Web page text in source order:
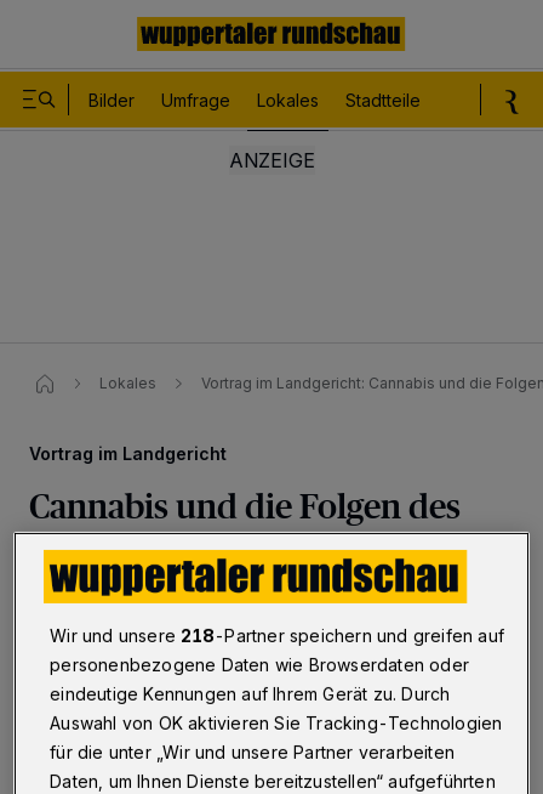
Bilder Umfrage Lokales Stadtteile
Lokales Vortrag im Landgericht: Cannabis und die
Vortrag im Landgericht
Cannabis und die Folgen des
Konsums
Wuppertal·Aus aktuellem gesetzgeberischem Anlass
veranstaltet das Landgericht Wuppertal in Kooperation
mit dem Universitätsklinikum der Heinrich-Heine-
Universität Düsseldorf am 29. Oktober 2024
(Dienstag) eine Vortragsveranstaltung, die sich dem
Cannabis-Konsum unter medizinischen Aspekten
widmet. Beginn ist um 18 Uhr im Schwurgerichtssaal
(Eiland 1).
Wir und unsere 218-Partner speichern und greifen auf
personenbezogene Daten wie Browserdaten oder
eindeutige Kennungen auf Ihrem Gerät zu. Durch
Auswahl von OK aktivieren Sie Tracking-Technologien
für die unter „Wir und unsere Partner verarbeiten
Daten, um Ihnen Dienste bereitzustellen“ aufgeführten